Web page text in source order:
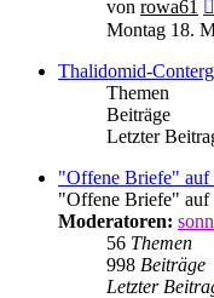
von rowa61
Montag 18.
Thalidomid-
Themen
Beiträge
Letzter
"Offene Briefe" auf
"Offene Briefe" auf
Moderatoren:
56 Themen
998 Beiträge
Letzter